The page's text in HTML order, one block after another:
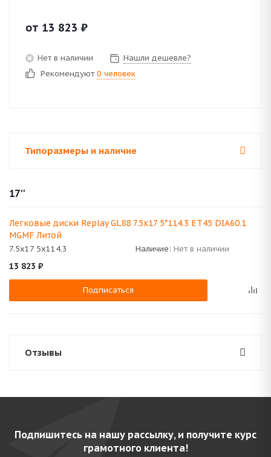
от 13 823 ₽
Нет в наличии
Нашли дешевле?
Рекомендуют 0 человек
Типоразмеры и наличие
17''
Легковые диски Replay GL88 7.5x17 5*114.3 ET45 DIA60.1
MGMF Литой
7.5x17 5x114.3 Наличие: Нет в наличии
13 823 ₽
Подписаться
Отзывы
Подпишитесь на нашу рассылку, и получите курс
грамотного клиента!